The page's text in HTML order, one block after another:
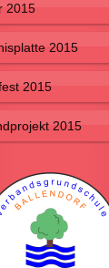
2015
2015
2015
2015